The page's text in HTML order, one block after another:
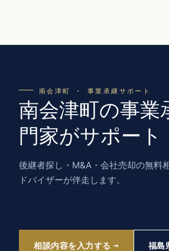
南会津町 · 事業承継サポート
南会津町の事業
門家がサポート
後継者探し・M&A・会社売却の無料
ドバイザーが伴走します。
相談内容を入力する 福島